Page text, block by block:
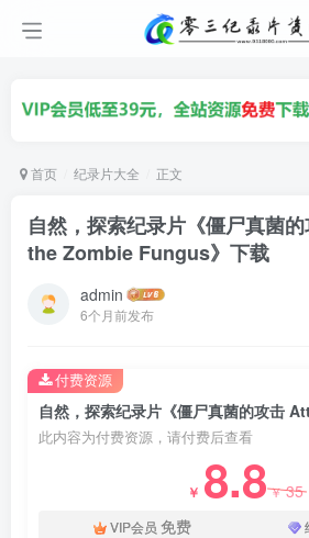
首页 纪录片大全 正文
自然，探索纪录片《僵尸真菌
the Zombie Fungus》下载
admin
6个月前发布
此内容为付费资源，请付费后查看
￥ 8.8￥35
VIP会员 免费
付费资源